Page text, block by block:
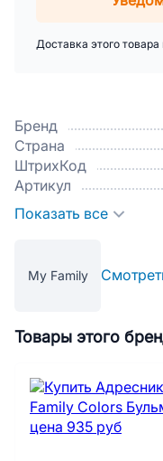
Бренд
Страна
ШтрихКод
Артикул
Показать все
My Family
Доставка этого товара
Товары этого